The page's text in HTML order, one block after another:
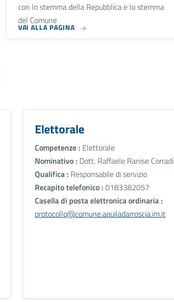
con lo stemma della Repubblica e lo stemma
del Comune
VAI ALLA PAGINA
Elettorale
Competenze : Elettorale
Nominativo : Dott. Raffaele Ranise Corradi
Qualifica : Responsabile di servizio
Recapito telefonico : 0183382057
Casella di posta elettronica ordinaria :
protocollo@comune.aquiladarroscia.im.it